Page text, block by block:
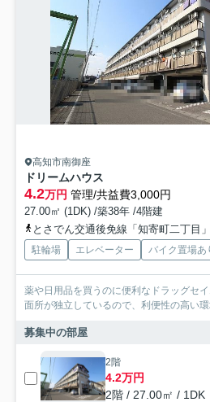
高知市南御座
ドリームハウス
4.2万円 管理/共益費3,000円
27.00㎡ (1DK) /築38年 /4階建
とさでん交通後免線「知寄町二丁目
駐輪場 エレベーター バイク置場あ
薬や日用品を買うのに便利なドラッグセ
面所が独立しているので、利便性の高い環
募集中の部屋
2階
4.2万円
2階 / 27.00㎡ / 1DK